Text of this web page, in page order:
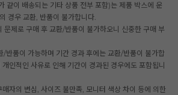
같이 배송되는 기타 상품 전부 포함)는 제품 박스에 운
경우 교환, 반품이 불가합니다.
문제로 구매 후 교환/반품이 불가하오니 신중한 구매 부
/반품이 가능하며 기간 경과 후에는 교환/반품이 불가합
인적인 사유로 인해 기간이 경과된 경우에도 포함됩니
자의 변심, 사이즈 불만족, 모니터 색상 차이 등에 의한